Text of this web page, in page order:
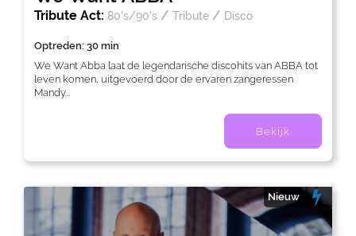
Tribute Act: 80's/90's/ Tribute/ Disco
Optreden: 30 min
We Want Abba laat de legendarische discohits van ABBA tot
leven komen, uitgevoerd door de ervaren zangeressen
Mandy...
Bekijk
Nieuw